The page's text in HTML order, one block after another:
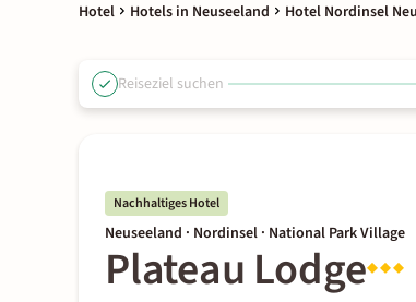
Hotel Hotels in Neuseeland Hotel Nordinsel
Reiseziel suchen
Nachhaltiges Hotel
Neuseeland · Nordinsel · National Park Village
Plateau Lodge